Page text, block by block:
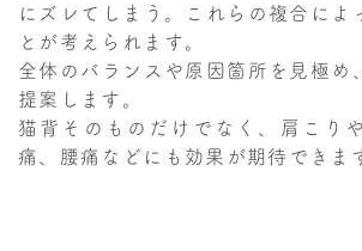
にズレてしまう。これらの複合によ
とが考えられます。
全体のバランスや原因箇所を見極め
提案します。
猫背そのものだけでなく、肩こり
痛、腰痛などにも効果が期待できま